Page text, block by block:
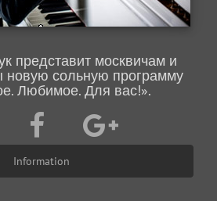
представит москвичам и
новую сольную программу
Любимое. Для вас!».
Information